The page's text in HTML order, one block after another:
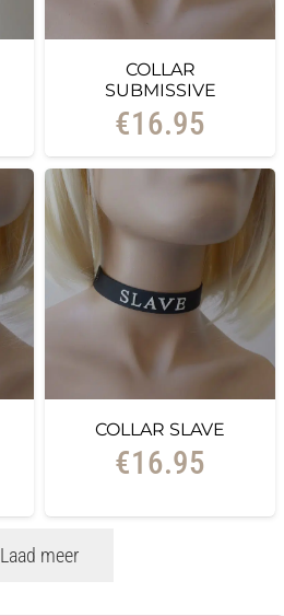
COLLAR
SUBMISSIVE
€16.95
COLLAR SLAVE
€16.95
Laad meer